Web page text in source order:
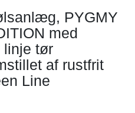
PYGMY
med
linje tør
af rustfrit
Line